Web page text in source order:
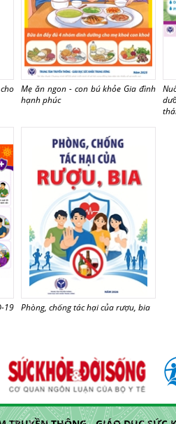
Mẹ ăn ngon - con bú khỏe Gia đình
hạnh phúc
19
Phòng, chống tác hại của rượu, bia